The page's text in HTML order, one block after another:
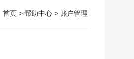
首页 > 帮助中心 > 账户管理